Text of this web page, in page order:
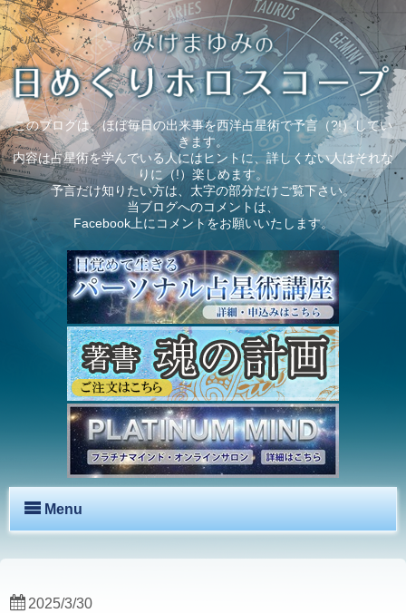
このブログは、ほぼ毎日の出来事を西洋占星術で予言（?!）してい
きます。
内容は占星術を学んでいる人にはヒントに、詳しくない人はそれな
りに（!）楽しめます。
予言だけ知りたい方は、太字の部分だけご覧下さい。
当ブログへのコメントは、
Facebook上にコメントをお願いいたします。
Menu
2025/3/30